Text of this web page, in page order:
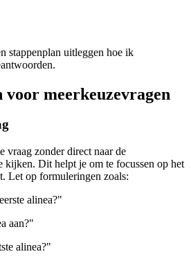
stappenplan uitleggen hoe ik
voor meerkeuzevragen
vraag zonder direct naar de
kijken. Dit helpt je om te focussen op het
Let op formuleringen zoals:
alinea?"
aan?"
alinea?"